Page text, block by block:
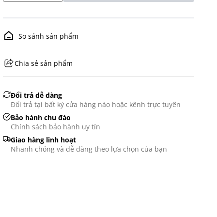
So sánh sản phẩm
GHS07 - Advarsel
Chia sẻ sản phẩm
Đổi trả dễ dàng
Đổi trả tại bất kỳ cửa hàng nào hoặc kênh trực tuyến
Bảo hành chu đáo
Chính sách bảo hành uy tín
Giao hàng linh hoạt
Nhanh chóng và dễ dàng theo lựa chọn của bạn